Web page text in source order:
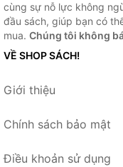
cùng sự nỗ lực không
đầu sách, giúp bạn có
mua. Chúng tôi không
VỀ SHOP SÁCH!
Giới thiệu
Chính sách bảo mật
Điều khoản sử dụng